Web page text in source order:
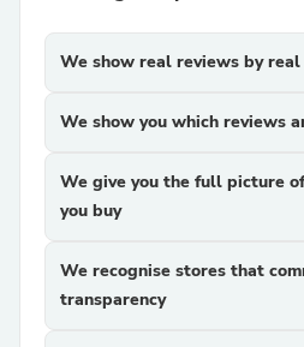
We show real reviews by
We show you which reviews
We give you the full picture
you buy
We recognise stores that
transparency